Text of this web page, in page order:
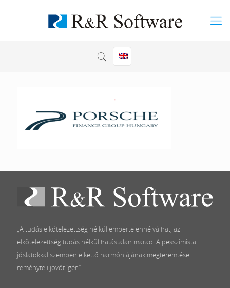
„A tudás elkötelezettség nélkül embertelenné válhat, az
elkötelezettség tudás nélkül hatástalan marad. A pesszimista
jóslatokkal szemben e kettő harmóniájának megteremtése
reményteli jövőt ígér.”